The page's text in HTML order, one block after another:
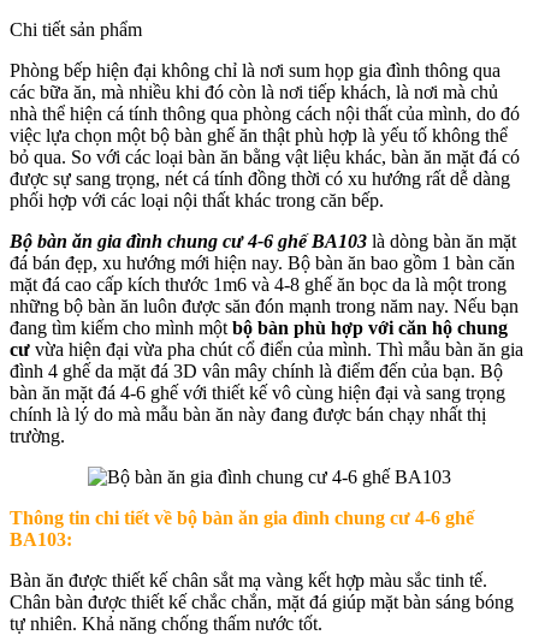
Chi tiết sản phẩm
Phòng bếp hiện đại không chỉ là nơi sum họp gia đình thông qua
các bữa ăn, mà nhiều khi đó còn là nơi tiếp khách, là nơi mà chủ
nhà thể hiện cá tính thông qua phòng cách nội thất của mình, do đó
việc lựa chọn một bộ bàn ghế ăn thật phù hợp là yếu tố không thể
bỏ qua. So với các loại bàn ăn bằng vật liệu khác, bàn ăn mặt đá có
được sự sang trọng, nét cá tính đồng thời có xu hướng rất dễ dàng
phối hợp với các loại nội thất khác trong căn bếp.
Bộ bàn ăn gia đình chung cư 4-6 ghế BA103 là dòng bàn ăn mặt
đá bán đẹp, xu hướng mới hiện nay. Bộ bàn ăn bao gồm 1 bàn căn
mặt đá cao cấp kích thước 1m6 và 4-8 ghế ăn bọc da là một trong
những bộ bàn ăn luôn được săn đón mạnh trong năm nay. Nếu bạn
đang tìm kiếm cho mình một bộ bàn phù hợp với căn hộ chung
cư vừa hiện đại vừa pha chút cổ điển của mình. Thì mẫu bàn ăn gia
đình 4 ghế da mặt đá 3D vân mây chính là điểm đến của bạn. Bộ
bàn ăn mặt đá 4-6 ghế với thiết kế vô cùng hiện đại và sang trọng
chính là lý do mà mẫu bàn ăn này đang được bán chạy nhất thị
trường.
Thông tin chi tiết về bộ bàn ăn gia đình chung cư 4-6 ghế
BA103:
Bàn ăn được thiết kế chân sắt mạ vàng kết hợp màu sắc tinh tế.
Chân bàn được thiết kế chắc chắn, mặt đá giúp mặt bàn sáng bóng
tự nhiên. Khả năng chống thấm nước tốt.